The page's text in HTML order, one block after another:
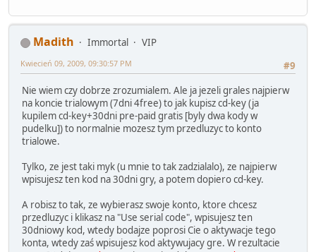
Madith Immortal
VIP
#9
Kwiecień 09, 2009, 09:30:57 PM
Nie wiem czy dobrze zrozumialem. Ale ja jezeli grales najpierw
na koncie trialowym (7dni 4free) to jak kupisz cd-key (ja
kupilem cd-key+30dni pre-paid gratis [byly dwa kody w
pudelku]) to normalnie mozesz tym przedluzyc to konto
trialowe.
Tylko, ze jest taki myk (u mnie to tak zadzialalo), ze najpierw
wpisujesz ten kod na 30dni gry, a potem dopiero cd-key.
A robisz to tak, ze wybierasz swoje konto, ktore chcesz
przedluzyc i klikasz na "Use serial code", wpisujesz ten
30dniowy kod, wtedy bodajze poprosi Cie o aktywacje tego
konta, wtedy zaś wpisujesz kod aktywujacy gre. W rezultacie